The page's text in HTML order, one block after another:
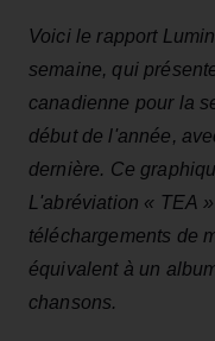
Voici le rapport
semaine, qui
canadienne pour la
début de l'année,
dernière. Ce
L'abréviation « TEA
téléchargements de
équivalent à un
chansons.